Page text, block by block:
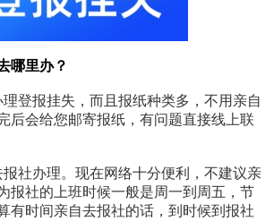
哪里办？
登报挂失，而且报纸种类多，不用亲自
后会给您邮寄报纸，有问题直接线上联
社办理。现在网络十分便利，不建议亲
报社的上班时候一般是周一到周五，节
有时间亲自去报社的话，到时候到报社